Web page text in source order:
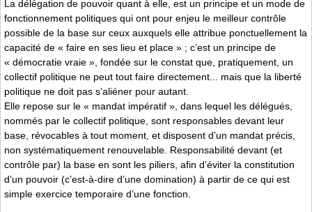
La délégation de pouvoir quant à elle, est un principe et un mode de
fonctionnement politiques qui ont pour enjeu le meilleur contrôle
possible de la base sur ceux auxquels elle attribue ponctuellement la
capacité de « faire en ses lieu et place » ; c’est un principe de
« démocratie vraie », fondée sur le constat que, pratiquement, un
collectif politique ne peut tout faire directement... mais que la liberté
politique ne doit pas s’aliéner pour autant.
Elle repose sur le « mandat impératif », dans lequel les délégués,
nommés par le collectif politique, sont responsables devant leur
base, révocables à tout moment, et disposent d’un mandat précis,
non systématiquement renouvelable. Responsabilité devant (et
contrôle par) la base en sont les piliers, afin d’éviter la constitution
d’un pouvoir (c’est-à-dire d’une domination) à partir de ce qui est
simple exercice temporaire d’une fonction.